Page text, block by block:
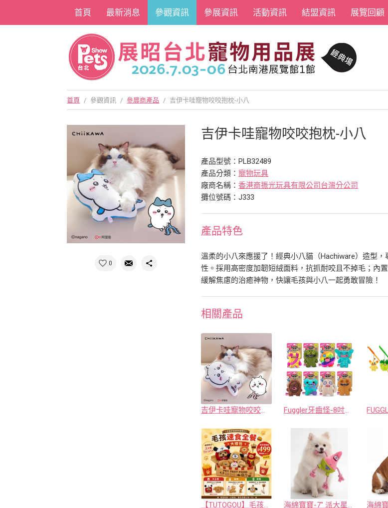
首頁 最新消息 參觀資訊 參展資訊 活動資訊 結盟資訊 展覽回顧
首頁 / 參觀資訊 / 參展商產品 / 吉伊卡哇寵物咬咬抱枕-小八
0
吉伊卡哇寵物咬咬抱枕-小八
產品型號：PLB32489
產品分類：寵物玩具
廠商名稱：香港商振光玩具有限公司台灣分公司
攤位號碼：J333
產品特色
溫柔的小八來應援了！經典小八貓（Hachiware）造型
性。採用高密度加韌短絨面料，抗抓耐咬且不掉毛；內
緩解焦慮的治癒神物，快讓毛孩與小八一起勇敢冒險！
相關產品
吉伊卡哇寵物咬咬抱枕-吉伊卡哇 Fuggler牙齒怪-8吋瘋狂啾啾系列(8款各1)
【TUTOGOU】毛孩速食派對：瘋狂美味寵物玩具驚喜盲包 海綿寶寶-7" 派大星繩環寵物玩具-中